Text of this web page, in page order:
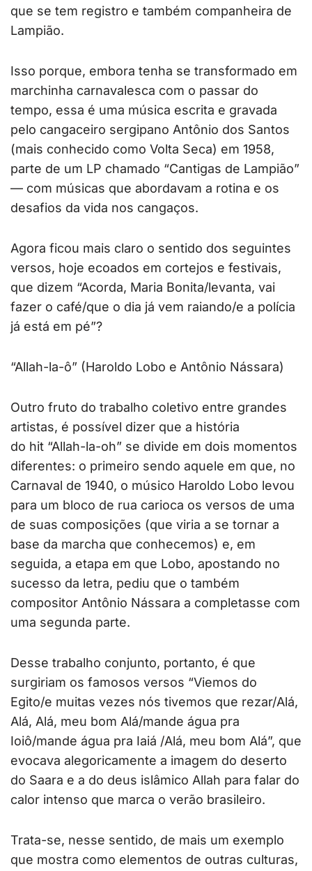
que se tem registro e também companheira de
Lampião.
Isso porque, embora tenha se transformado em
marchinha carnavalesca com o passar do
tempo, essa é uma música escrita e gravada
pelo cangaceiro sergipano Antônio dos Santos
(mais conhecido como Volta Seca) em 1958,
parte de um LP chamado “Cantigas de Lampião”
— com músicas que abordavam a rotina e os
desafios da vida nos cangaços.
Agora ficou mais claro o sentido dos seguintes
versos, hoje ecoados em cortejos e festivais,
que dizem “Acorda, Maria Bonita/levanta, vai
fazer o café/que o dia já vem raiando/e a polícia
já está em pé”?
“Allah-la-ô” (Haroldo Lobo e Antônio Nássara)
Outro fruto do trabalho coletivo entre grandes
artistas, é possível dizer que a história
do hit “Allah-la-oh” se divide em dois momentos
diferentes: o primeiro sendo aquele em que, no
Carnaval de 1940, o músico Haroldo Lobo levou
para um bloco de rua carioca os versos de uma
de suas composições (que viria a se tornar a
base da marcha que conhecemos) e, em
seguida, a etapa em que Lobo, apostando no
sucesso da letra, pediu que o também
compositor Antônio Nássara a completasse com
uma segunda parte.
Desse trabalho conjunto, portanto, é que
surgiriam os famosos versos “Viemos do
Egito/e muitas vezes nós tivemos que rezar/Alá,
Alá, Alá, meu bom Alá/mande água pra
Ioiô/mande água pra Iaiá /Alá, meu bom Alá”, que
evocava alegoricamente a imagem do deserto
do Saara e a do deus islâmico Allah para falar do
calor intenso que marca o verão brasileiro.
Trata-se, nesse sentido, de mais um exemplo
que mostra como elementos de outras culturas,